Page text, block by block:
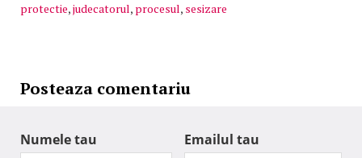
protectie,judecatorul, procesul, sesizare
Posteaza comentariu
Numele tau Emailul tau